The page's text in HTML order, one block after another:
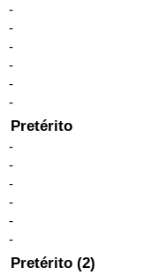
-
-
-
-
-
-
Pretérito
-
-
-
-
-
-
Pretérito (2)